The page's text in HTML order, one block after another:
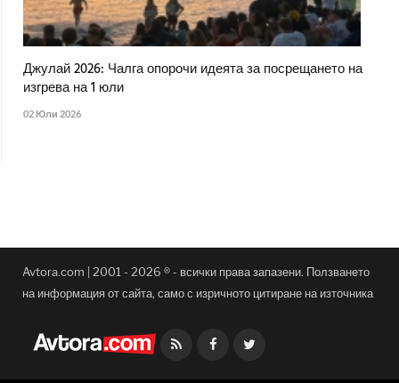
Джулай 2026: Чалга опорочи идеята за посрещането на
изгрева на 1 юли
02 Юли 2026
Avtora.com | 2001 - 2026 ® - всички права запазени. Ползването
на информация от сайта, само с изричното цитиране на източника
Facebook